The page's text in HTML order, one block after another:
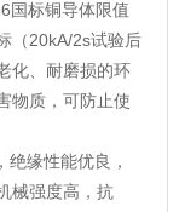
国标铜导体限值
（20kA/2s试验后
化、耐磨损的环
物质，可防止使
缘性能优良，
械强度高，抗